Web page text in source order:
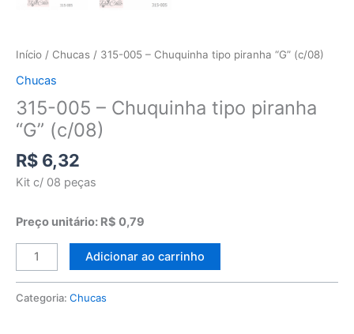
Início / Chucas / 315-005 – Chuquinha tipo piranha “G” (c/08)
Chucas
315-005 – Chuquinha tipo piranha
“G” (c/08)
R$ 6,32
Kit c/ 08 peças
Preço unitário: R$ 0,79
Adicionar ao carrinho
Categoria: Chucas